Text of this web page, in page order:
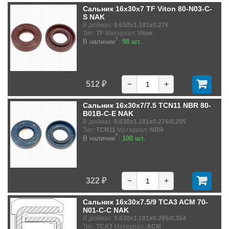
Сальник 16x30x7 TF Viton 80-N03-C-
S NAK
В дюймах: 0.630x1.181x0.276
Тип: TF Материал: Viton
В наличии?: 98 шт.
512 ₽ − +
Сальник 16x30x7/7.5 TCN11 NBR 80-
B01B-C-E NAK
В дюймах: 0.630x1.181x0.276/0.295
Тип: TCN11 Материал: NBR
В наличии?: 100 шт.
322 ₽ − +
Сальник 16x30x7.5/9 TCA3 ACM 70-
N01-C-C NAK
В дюймах: 0.630x1.181x0.295/0.354
Тип: TCA3 Материал: ACM